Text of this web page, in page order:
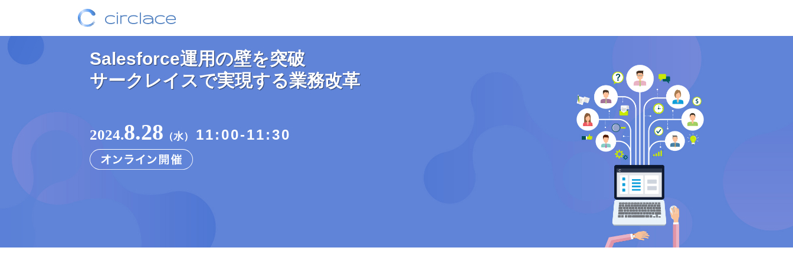
Salesforce運用の壁を突破​
サークレイスで実現する業務改革​
2024.8.28 （水） 11:00-11:30